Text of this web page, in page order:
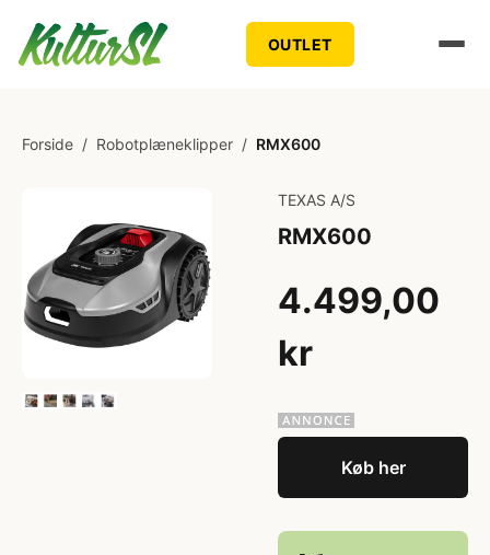
OUTLET
Forside / Robotplæneklipper / RMX600
TEXAS A/S
RMX600
4.499,00
kr
Køb her